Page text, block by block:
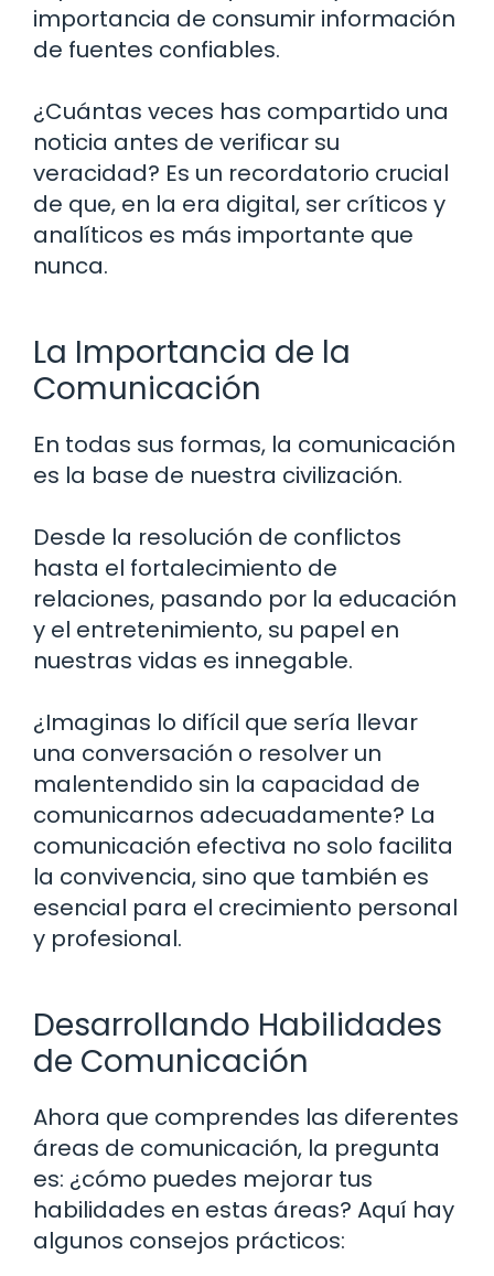
importancia de consumir información
de fuentes confiables.
¿Cuántas veces has compartido una
noticia antes de verificar su
veracidad? Es un recordatorio crucial
de que, en la era digital, ser críticos y
analíticos es más importante que
nunca.
La Importancia de la
Comunicación
En todas sus formas, la comunicación
es la base de nuestra civilización.
Desde la resolución de conflictos
hasta el fortalecimiento de
relaciones, pasando por la educación
y el entretenimiento, su papel en
nuestras vidas es innegable.
¿Imaginas lo difícil que sería llevar
una conversación o resolver un
malentendido sin la capacidad de
comunicarnos adecuadamente? La
comunicación efectiva no solo facilita
la convivencia, sino que también es
esencial para el crecimiento personal
y profesional.
Desarrollando Habilidades
de Comunicación
Ahora que comprendes las diferentes
áreas de comunicación, la pregunta
es: ¿cómo puedes mejorar tus
habilidades en estas áreas? Aquí hay
algunos consejos prácticos: